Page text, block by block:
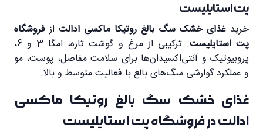
پت استایلیست
خرید غذای خشک سگ بالغ روتیکا ماکسی ادالت از فروشگاه
پت استایلیست
. ترکیبی از مرغ و گوشت تازه، امگا 3 و 6،
پروبیوتیک و آنتی‌اکسیدان‌ها برای سلامت مفاصل، پوست، مو
و عملکرد گوارشی سگ‌های بالغ با فعالیت متوسط و بالا.
غذای خشک سگ بالغ روتیکا ماکسی
ادالت در فروشگاه پت استایلیست